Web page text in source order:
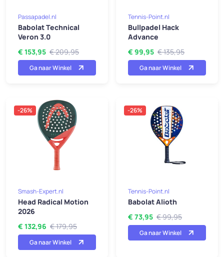
Passapadel.nl
Babolat Technical
Veron 3.0
€ 153,95 € 209,95
Ga naar Winkel
Tennis-Point.nl
Bullpadel Hack
Advance
€ 99,95 € 135,95
Ga naar Winkel
-26%
Smash-Expert.nl
Head Radical Motion
2026
€ 132,96 € 179,95
Ga naar Winkel
-26%
Tennis-Point.nl
Babolat Alioth
€ 73,95 € 99,95
Ga naar Winkel